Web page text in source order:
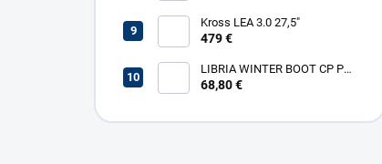
Kross LEA 3.0 27,5"
479 €
LIBRIA WINTER BOOT CP PL
W
68,80 €